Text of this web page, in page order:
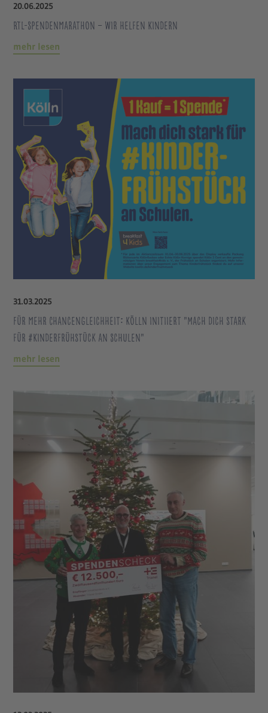
20.06.2025
RTL-Spendenmarathon – Wir helfen Kindern
mehr lesen
31.03.2025
Für mehr Chancengleichheit: Kölln initiiert "Mach dich stark
für #Kinderfrühstück an Schulen"
mehr lesen